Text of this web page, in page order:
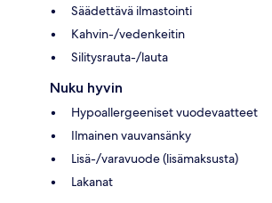
Säädettävä ilmastointi
Kahvin-/vedenkeitin
Silitysrauta-/lauta
Nuku hyvin
Hypoallergeeniset vuodevaatteet
Ilmainen vauvansänky
Lisä-/varavuode (lisämaksusta)
Lakanat